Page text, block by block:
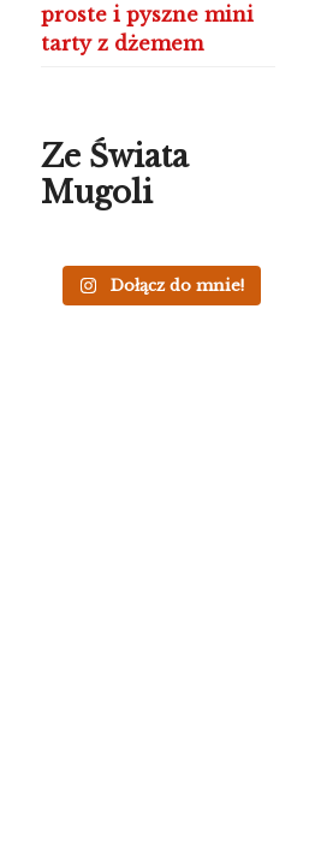
proste i pyszne mini
tarty z dżemem
Ze Świata
Mugoli
Dołącz do mnie!